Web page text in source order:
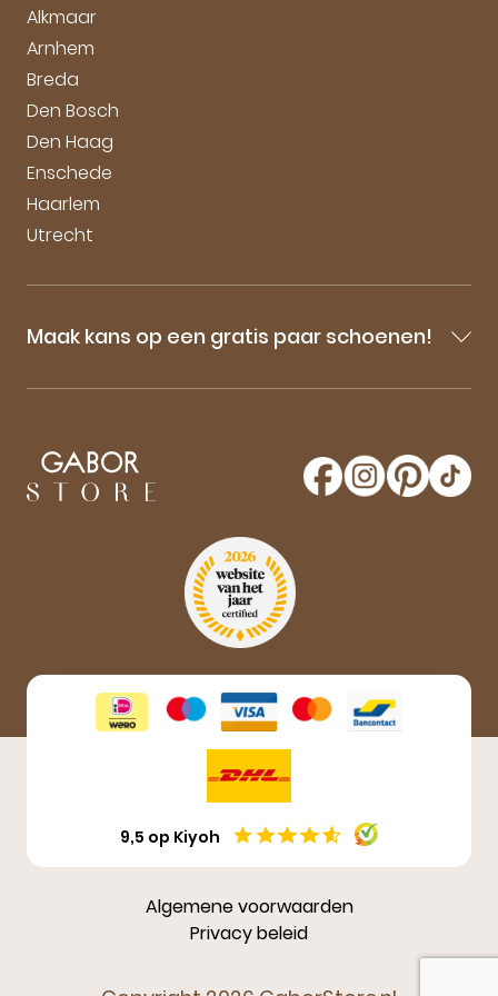
Alkmaar
Arnhem
Breda
Den Bosch
Den Haag
Enschede
Haarlem
Utrecht
Vacatures
Maak kans op een gratis paar schoenen!
Blijf op de hoogte van onze sale-aankondigingen,
maak kans op een gratis paar Gabor schoenen!
Aanmelden
9,5 op Kiyoh
Algemene voorwaarden
Privacy beleid